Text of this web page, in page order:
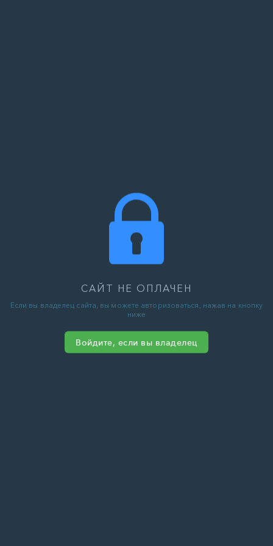
САЙТ НЕ ОПЛАЧЕН
Если вы владелец сайта, вы можете авторизоваться, нажав на кнопку
ниже
Войдите, если вы владелец